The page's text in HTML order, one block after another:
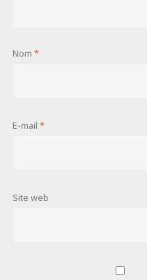
Nom *
E-mail *
Site web